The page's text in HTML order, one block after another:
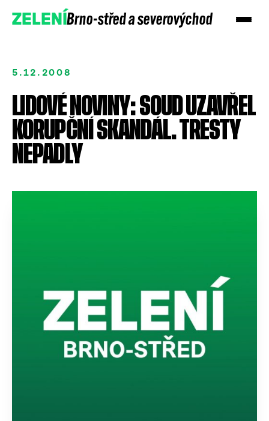
ZELENÍBrno-střed a severovýchod
5.12.2008
LIDOVÉ NOVINY: SOUD UZAVŘEL
KORUPČNÍ SKANDÁL. TRESTY
NEPADLY